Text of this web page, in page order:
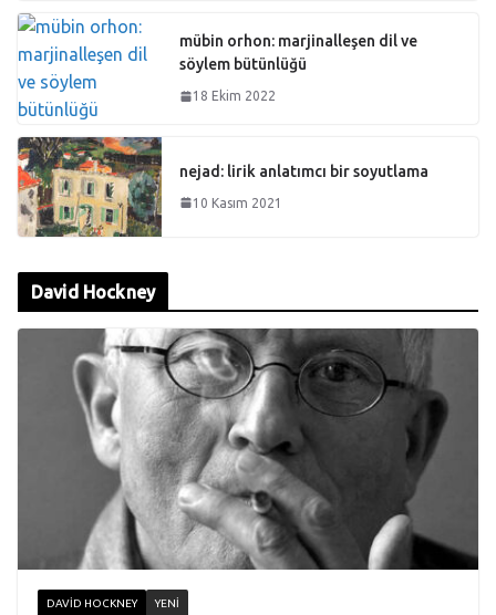
mübin orhon: marjinalleşen dil ve
söylem bütünlüğü
18 Ekim 2022
nejad: lirik anlatımcı bir soyutlama
10 Kasım 2021
David Hockney
DAVID HOCKNEY YENI